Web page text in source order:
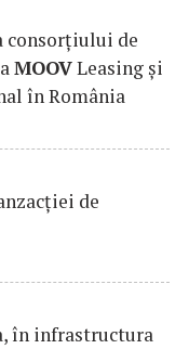
consorțiului de
MOOVLeasing și
în România
de
în infrastructura